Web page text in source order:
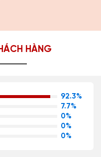
HÀNG
92.3%
7.7%
0%
0%
0%